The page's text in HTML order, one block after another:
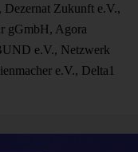
Dezernat Zukunft e.V.,
gGmbH, Agora
e.V., Netzwerk
e.V., Delta1